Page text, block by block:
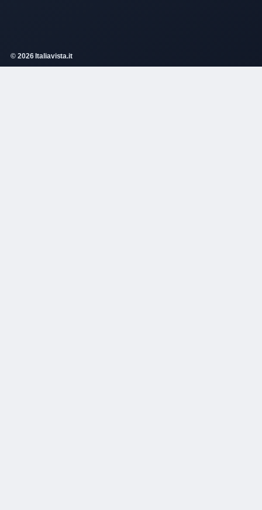
© 2026 Italiavista.it